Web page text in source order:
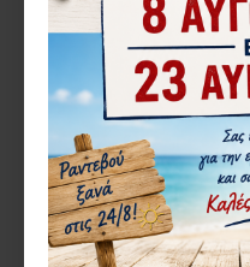
92,72€
ΚΑΛΆΘΙ
Αγορά
1-3 ΗΜΈΡΕΣ